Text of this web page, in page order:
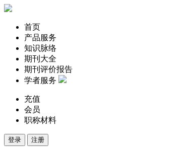
首页
产品服务
知识脉络
期刊大全
期刊评价报告
学者服务
充值
会员
职称材料
登录 注册